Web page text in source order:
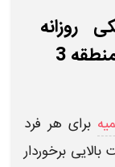
روزانه
3
برای هر فرد
برخوردار